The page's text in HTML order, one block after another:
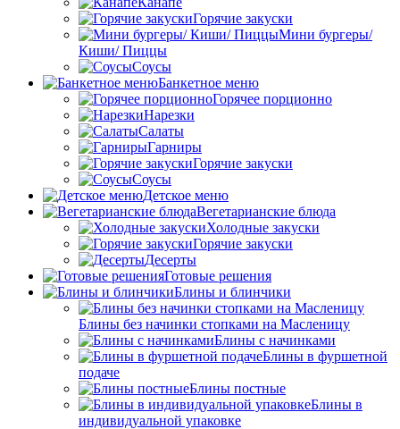
Горячие закуски
Мини бургеры/
Киши/ Пиццы
Соусы
Банкетное меню
Горячее порционно
Нарезки
Салаты
Гарниры
Горячие закуски
Соусы
Детское меню
Вегетарианские блюда
Холодные закуски
Горячие закуски
Десерты
Готовые решения
Блины и блинчики
Блины без начинки стопками на Масленицу
Блины с начинками
Блины в фуршетной
подаче
Блины постные
Блины в
индивидуальной упаковке